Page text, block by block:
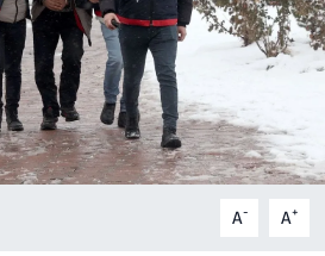
A- A+